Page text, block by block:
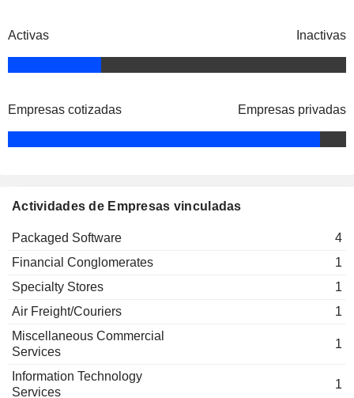
Activas Inactivas
Empresas cotizadas Empresas privadas
Actividades de Empresas vinculadas
Packaged Software
4
Financial Conglomerates
1
Specialty Stores
1
Air Freight/Couriers
1
Miscellaneous Commercial
Services
1
Information Technology
Services
1